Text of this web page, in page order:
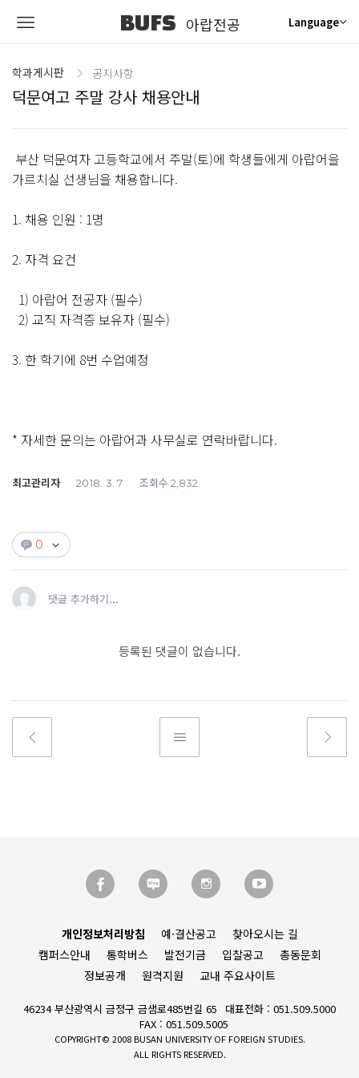
BUFS 아랍전공 Language
학과게시판 공지사항
덕문여고 주말 강사 채용안내
부산 덕문여자 고등학교에서 주말(토)에 학생들에게 아랍어을
가르치실 선생님을 채용합니다.
1. 채용 인원 : 1명
2. 자격 요건
1) 아랍어 전공자 (필수)
2) 교직 자격증 보유자 (필수)
3. 한 학기에 8번 수업예정
* 자세한 문의는 아랍어과 사무실로 연락바랍니다.
최고관리자 2018. 3. 7 조회수 2,832
0
댓글 추가하기...
등록된 댓글이 없습니다.
개인정보처리방침 예·결산공고
찾아오시는 길
캠퍼스안내
통학버스 발전기금 입찰공고
총동문회
정보공개
원격지원 교내 주요사이트
46234 부산광역시 금정구 금샘로485번길 65
대표전화 : 051.509.5000
FAX : 051.509.5005
COPYRIGHT© 2008 BUSAN UNIVERSITY OF FOREIGN STUDIES.
ALL RIGHTS RESERVED.